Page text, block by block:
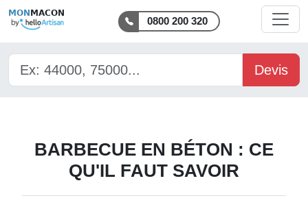
MON MACON
0800 200 320
Devis
BARBECUE EN BÉTON : CE
QU'IL FAUT SAVOIR